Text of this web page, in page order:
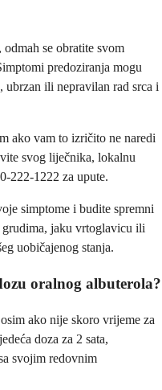
se obratite svom
predoziranja mogu
ili nepravilan rad srca i
ako vam to izričito ne naredi
svog liječnika, lokalnu
222-1222 za upute.
simptome i budite spremni
jaku vrtoglavicu ili
uobičajenog stanja.
oralnog albuterola?
ako nije skoro vrijeme za
doza za 2 sata,
svojim redovnim